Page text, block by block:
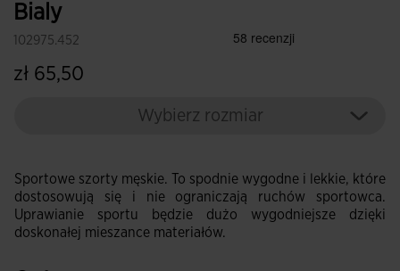
Bialy
102975.452
zł 65,50
Wybierz rozmiar
Sportowe szorty męskie. To spodnie wygodne i lekkie, które
dostosowują się i nie ograniczają ruchów sportowca.
Uprawianie sportu będzie dużo wygodniejsze dzięki
doskonałej mieszance materiałów.